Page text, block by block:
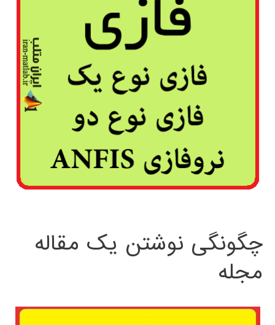
چگونگی نوشتن یک مقاله
مجله